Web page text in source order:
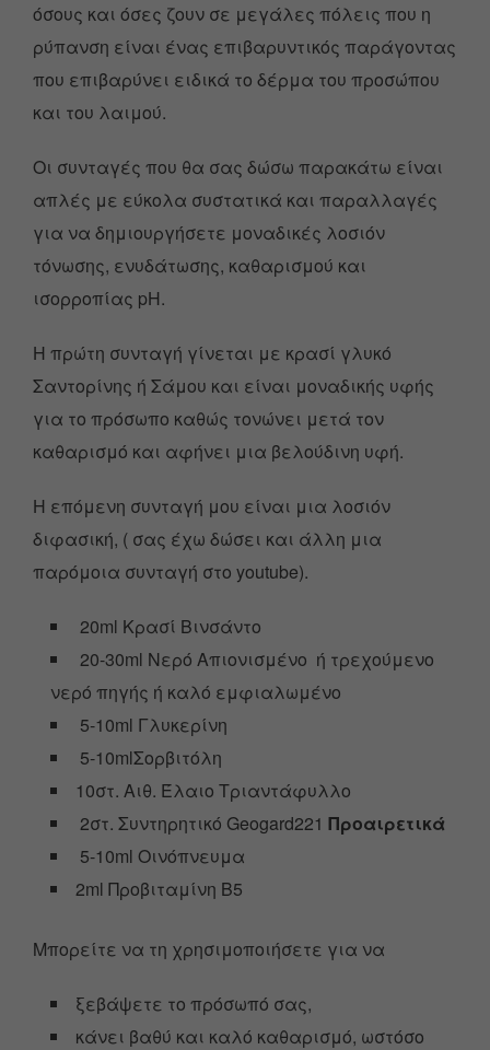
όσους και όσες ζουν σε μεγάλες πόλεις που η
ρύπανση είναι ένας επιβαρυντικός παράγοντας
που επιβαρύνει ειδικά το δέρμα του προσώπου
και του λαιμού.
Οι συνταγές που θα σας δώσω παρακάτω είναι
απλές με εύκολα συστατικά και παραλλαγές
για να δημιουργήσετε μοναδικές λοσιόν
τόνωσης, ενυδάτωσης, καθαρισμού και
ισορροπίας pH.
Η πρώτη συνταγή γίνεται με κρασί γλυκό
Σαντορίνης ή Σάμου και είναι μοναδικής υφής
για το πρόσωπο καθώς τονώνει μετά τον
καθαρισμό και αφήνει μια βελούδινη υφή.
Η επόμενη συνταγή μου είναι μια λοσιόν
διφασική, ( σας έχω δώσει και άλλη μια
παρόμοια συνταγή στο youtube).
20ml Κρασί Βινσάντο
20-30ml Νερό Απιονισμένο ή τρεχούμενο
νερό πηγής ή καλό εμφιαλωμένο
5-10ml Γλυκερίνη
5-10mlΣορβιτόλη
10στ. Αιθ. Έλαιο Τριαντάφυλλο
2στ. Συντηρητικό Geogard221 Προαιρετικά
5-10ml Οινόπνευμα
2ml Προβιταμίνη Β5
Μπορείτε να τη χρησιμοποιήσετε για να
ξεβάψετε το πρόσωπό σας,
κάνει βαθύ και καλό καθαρισμό, ωστόσο